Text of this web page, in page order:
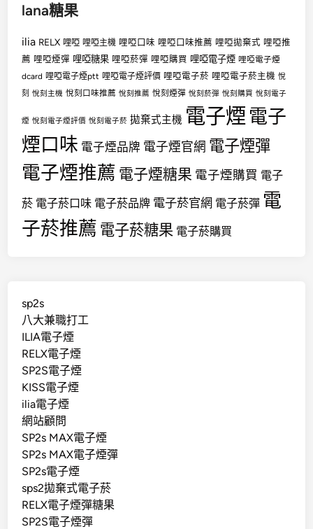
lana糖果
ilia RELX 哩啞 哩啞主機 哩啞口味 哩啞口味推薦 哩啞拋棄式 哩啞推
薦 哩啞煙彈 哩啞糖果 哩啞菸彈 哩啞購買 哩啞電子煙 哩啞電子煙
dcard 哩啞電子煙ptt 哩啞電子煙評價 哩啞電子菸 哩啞電子菸主機 悅
刻 悅刻主機 悅刻口味推薦 悅刻推薦 悅刻煙彈 悅刻菸彈 悅刻購買 悅刻電子
煙 悅刻電子煙評價 悅刻電子菸 拋棄式主機 電子煙 電子
煙口味 電子煙品牌 電子煙官網 電子煙彈
電子煙推薦 電子煙糖果 電子煙購買 電子
菸 電子菸口味 電子菸品牌 電子菸官網 電子菸彈 電
子菸推薦 電子菸糖果 電子菸購買
sp2s
八大兼職打工
ILIA電子煙
RELX電子煙
SP2S電子煙
KISS電子煙
ilia電子煙
網站顧問
SP2s MAX電子煙
SP2s MAX電子煙彈
SP2s電子煙
sps2拋棄式電子菸
RELX電子煙彈糖果
SP2S電子煙彈